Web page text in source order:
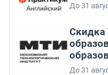
До 31
Скидка
До 31